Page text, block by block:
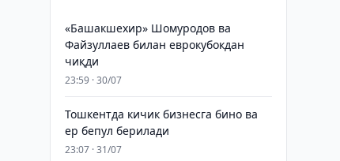
«Башакшехир» Шомуродов ва
Файзуллаев билан еврокубокдан
чиқди
23:59 · 30/07
Тошкентда кичик бизнесга бино ва
ер бепул берилади
23:07 · 31/07